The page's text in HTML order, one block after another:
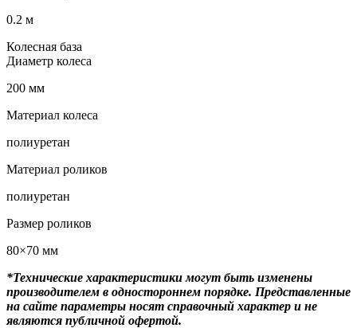
0.2 м
Колесная база
Диаметр колеса
200 мм
Материал колеса
полиуретан
Материал роликов
полиуретан
Размер роликов
80×70 мм
*Технические характеристики могут быть изменены
производителем в одностороннем порядке. Представленные
на сайте параметры носят справочный характер и не
являются публичной офертой.